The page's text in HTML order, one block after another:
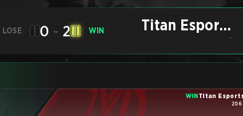
LOSE 0 - 2 WIN
Titan Esports
Club-
WIN Titan